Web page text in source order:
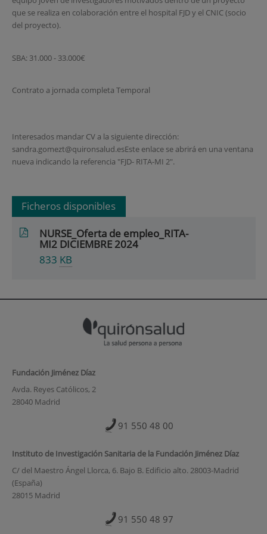
que se realiza en colaboración entre el hospital FJD y el CNIC (socio
del proyecto).
SBA: 31.000 - 33.000€
Contrato a jornada completa Temporal
Interesados mandar CV a la siguiente dirección:
sandra.gomezt@quironsalud.esEste enlace se abrirá en una ventana
nueva indicando la referencia "FJD- RITA-MI 2".
Ficheros disponibles
NURSE_Oferta de empleo_RITA-
MI2 DICIEMBRE 2024
833 KB
Fundación Jiménez Díaz
Avda. Reyes Católicos, 2
28040 Madrid
91 550 48 00
Instituto de Investigación Sanitaria de la Fundación Jiménez Díaz
C/ del Maestro Ángel Llorca, 6. Bajo B. Edificio alto. 28003-Madrid
(España)
28015 Madrid
91 550 48 97